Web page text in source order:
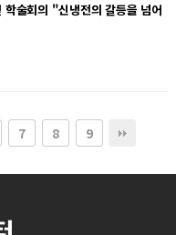
술회의 "신냉전의 갈등을 넘어
7 8 9